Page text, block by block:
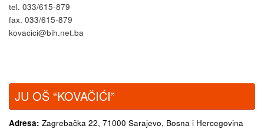
tel. 033/615-879
fax. 033/615-879
kovacici@bih.net.ba
JU OŠ “KOVAČIĆI”
Adresa: Zagrebačka 22, 71000 Sarajevo, Bosna i Hercegovina